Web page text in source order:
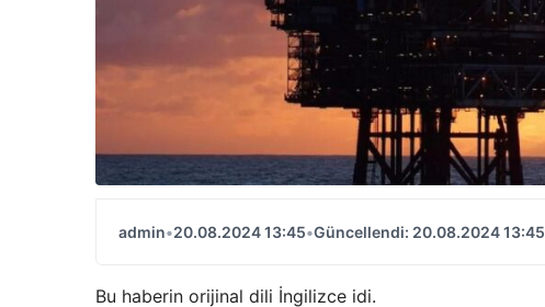
admin•20.08.2024 13:45•Güncellendi: 20.08.2024 13:45
Bu haberin orijinal dili İngilizce idi.